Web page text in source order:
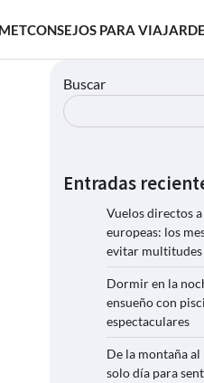
CONSEJOS PARA VIAJAR
Buscar
Entradas
Vuelos directos
europeas: los
evitar multitudes
Dormir en la
ensueño con
espectaculares
De la montaña
solo día para